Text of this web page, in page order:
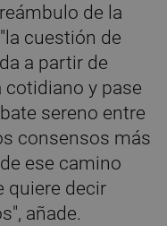
de la
cuestión de
a partir de
y pase
sereno entre
consensos más
ese camino
quiere decir
añade.